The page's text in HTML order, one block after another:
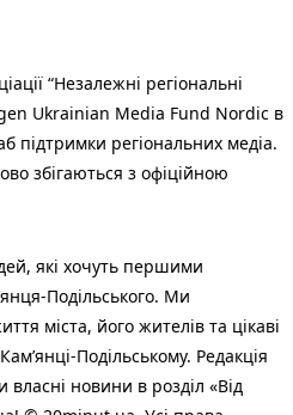
“Незалежні регіональні
Ukrainian Media Fund Nordic в
підтримки регіональних медіа.
збігаються з офіційною
які хочуть першими
Подільського. Ми
міста, його жителів та цікаві
Подільському. Редакція
новини в розділ «Від